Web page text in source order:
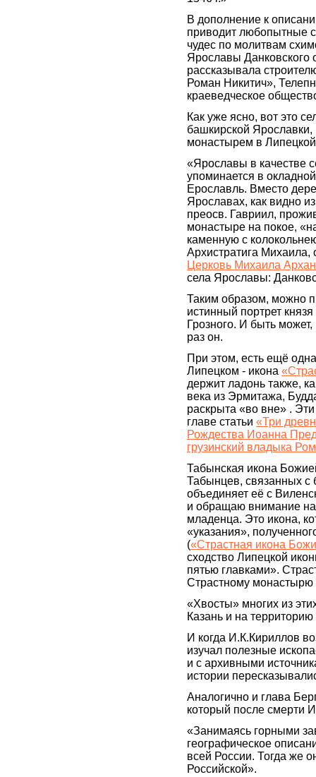
В дополнение к
приводит любопытные
чудес по молитвам
Ярославы Данковского
рассказывала
Роман Никитич»,
краеведческое
Как уже ясно, вот это
башкирской
монастырем в
«Ярославы в качестве
упоминается в
Ерославль. Вместо
Ярославах, как видно
преосв. Гавриил,
монастыре на покое,
каменную с
Архистратига Михаила,
Церковь Михаила
села Ярославы:
Таким образом, можно
истинный портрет
Грозного. И быть
раз он.
При этом, есть ещё
Липецком - икона
держит ладонь также,
века из Эрмитажа,
раскрыта «во вне» .
главе статьи «Три
Рождества Иоанна
грузинский владыка
Табынская икона
Табынцев, связанных с
объединяет её с
и обращаю внимание
младенца. Это икона,
«указания»,
(«Страстная икона
сходство Липецкой
пятью главками».
Страстному монастырю
«Хвосты» многих из
Казань и на
И когда И.К.Кириллов
изучал полезные
и с архивными
истории
Аналогично и глава
который после смерти
«Занимаясь горными
географическое
всей России. Тогда же
Российской».